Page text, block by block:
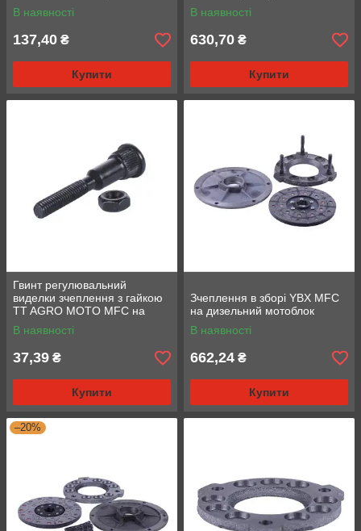
В наявності
137,40 ₴
Купити
В наявності
630,70 ₴
Купити
Гвинт регулювальний
виделки зчеплення з гайкою
TT AGRO MOTO MFC на
дизельний мотоблок, L — 6 5
мм, різь — М8
В наявності
37,39 ₴
Купити
Зчеплення в зборі YBX MFC
на дизельний мотоблок
В наявності
662,24 ₴
Купити
–20%